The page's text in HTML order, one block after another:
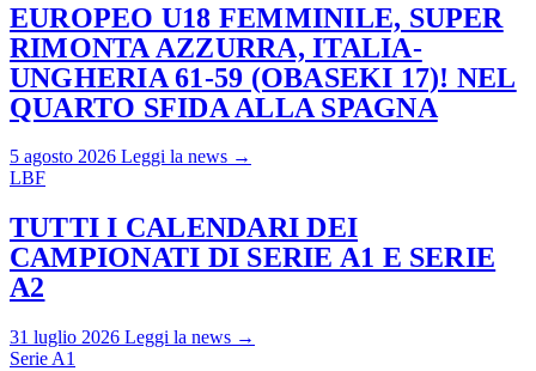
EUROPEO U18 FEMMINILE, SUPER
RIMONTA AZZURRA, ITALIA-
UNGHERIA 61-59 (OBASEKI 17)! NEL
QUARTO SFIDA ALLA SPAGNA
5 agosto 2026 Leggi la news →
LBF
TUTTI I CALENDARI DEI
CAMPIONATI DI SERIE A1 E SERIE
A2
31 luglio 2026 Leggi la news →
Serie A1